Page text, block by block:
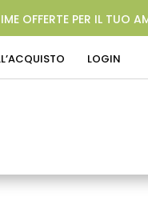
OFFERTE PER IL TUO
LOGIN